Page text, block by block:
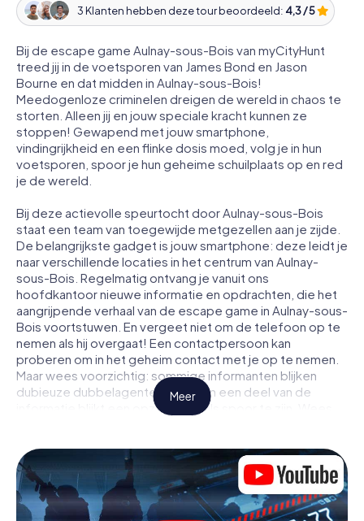
3 Klanten hebben deze tour beoordeeld: 4,3 / 5
Bij de escape game Aulnay-sous-Bois van myCityHunt
treed jij in de voetsporen van James Bond en Jason
Bourne en dat midden in Aulnay-sous-Bois!
Meedogenloze criminelen dreigen de wereld in chaos te
storten. Alleen jij en jouw speciale kracht kunnen ze
stoppen! Gewapend met jouw smartphone,
vindingrijkheid en een flinke dosis moed, volg je in hun
voetsporen, spoor je hun geheime schuilplaats op en red
je de wereld.
Bij deze actievolle speurtocht door Aulnay-sous-Bois
staat een team van toegewijde metgezellen aan je zijde.
De belangrijkste gadget is jouw smartphone: deze leidt je
naar verschillende locaties in het centrum van Aulnay-
sous-Bois. Regelmatig ontvang je vanuit ons
hoofdkantoor nieuwe informatie en opdrachten, die het
aangrijpende verhaal van de escape game in Aulnay-sous-
Bois voortstuwen. En vergeet niet om de telefoon op te
nemen als hij overgaat! Een contactpersoon kan
proberen om in het geheim contact met je op te nemen.
Maar wees voorzichtig: sommige informanten blijken
dubieuze dubbelagenten te zijn en een deel van de
informatie blijkt een opzettelijk vals spoor te zijn. Wees
Anders dan in een klassieke escaperoom in Aulnay-sous-
Bois zit je niet opgesloten in een kamer waaruit je jezelf
binnen een bepaald tijdvenster moet bevrijden. Met deze
Meer